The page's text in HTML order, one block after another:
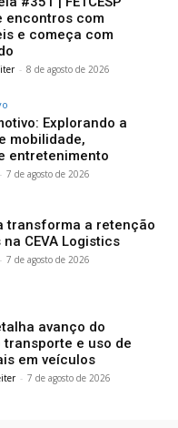
encontros com
e começa com
- 8 de agosto de 2026
Explorando a
mobilidade,
entretenimento
- 7 de agosto de 2026
transforma a retenção
CEVA Logistics
- 7 de agosto de 2026
avanço do
transporte e uso de
em veículos
- 7 de agosto de 2026